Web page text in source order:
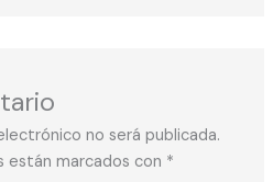
no será publicada.
están marcados con *